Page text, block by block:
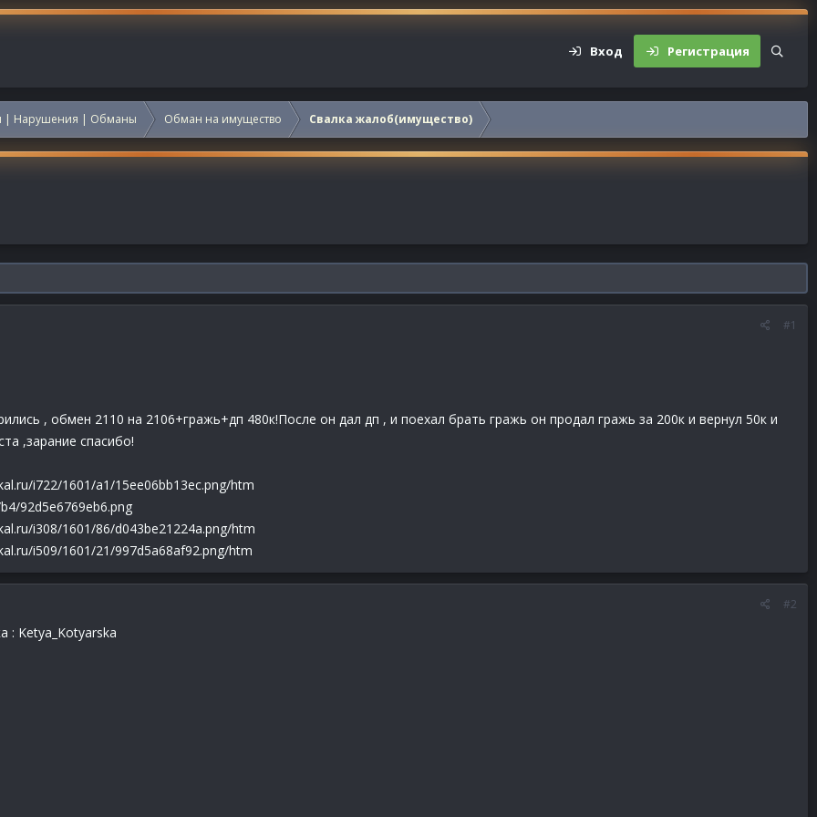
Вход Регистрация
| Нарушения | Обманы Обман на имущество Свалка жалоб(имущество)
#1
, обмен 2110 на 2106+гражь+дп 480к!После он дал дп , и поехал брать гражь он продал гражь за 200к и вернул 50к и
,зарание спасибо!
i722/1601/a1/15ee06bb13ec.png/htm
92d5e6769eb6.png
i308/1601/86/d043be21224a.png/htm
i509/1601/21/997d5a68af92.png/htm
#2
: Ketya_Kotyarska